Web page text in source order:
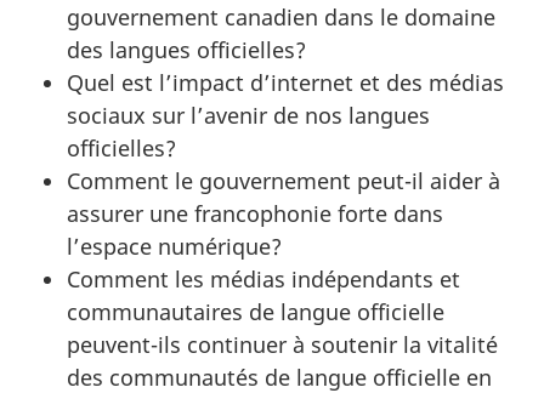
gouvernement canadien dans le domaine
des langues officielles?
Quel est l’impact d’internet et des médias
sociaux sur l’avenir de nos langues
officielles?
Comment le gouvernement peut-il aider à
assurer une francophonie forte dans
l’espace numérique?
Comment les médias indépendants et
communautaires de langue officielle
peuvent-ils continuer à soutenir la vitalité
des communautés de langue officielle en